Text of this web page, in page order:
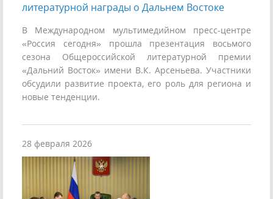
литературной награды о Дальнем Востоке
В Международном мультимедийном пресс-центре
«Россия сегодня» прошла презентация восьмого
сезона Общероссийской литературной премии
«Дальний Восток» имени В.К. Арсеньева. Участники
обсудили развитие проекта, его роль для региона и
новые тенденции.
28 февраля 2026